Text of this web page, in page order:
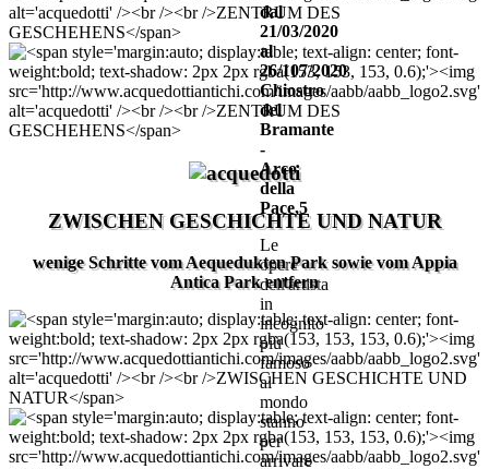
ZWISCHEN GESCHICHTE UND NATUR
wenige Schritte vom Aequedukten Park sowie vom Appia
Antica Park entfern
dal
21/03/2020
al
26/107/2020
Chiostro
del
Bramante
-
Arco
della
Pace,5
Le
opere
dell'artista
in
incognito
più
famoso
al
mondo
stanno
per
arrivare